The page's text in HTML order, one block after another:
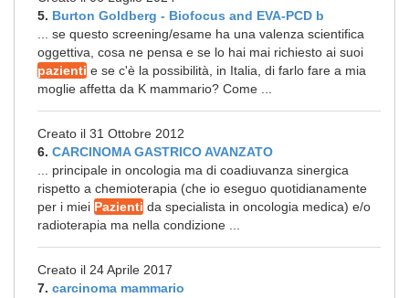
5. Burton Goldberg - Biofocus and EVA-PCD b
... se questo screening/esame ha una valenza scientifica
oggettiva, cosa ne pensa e se lo hai mai richiesto ai suoi
pazienti e se c'è la possibilità, in Italia, di farlo fare a mia
moglie affetta da K mammario? Come ...
Creato il 31 Ottobre 2012
6. CARCINOMA GASTRICO AVANZATO
... principale in oncologia ma di coadiuvanza sinergica
rispetto a chemioterapia (che io eseguo quotidianamente
per i miei Pazienti da specialista in oncologia medica) e/o
radioterapia ma nella condizione ...
Creato il 24 Aprile 2017
7. carcinoma mammario